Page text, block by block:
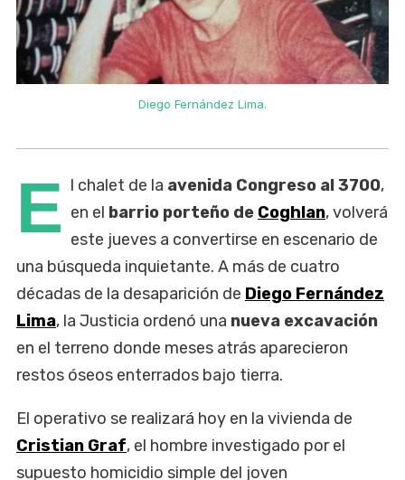
Diego Fernández Lima.
E l chalet de la avenida Congreso al 3700,
en el barrio porteño de Coghlan, volverá
este jueves a convertirse en escenario de
una búsqueda inquietante. A más de cuatro
décadas de la desaparición de Diego Fernández
Lima, la Justicia ordenó una nueva excavación
en el terreno donde meses atrás aparecieron
restos óseos enterrados bajo tierra.
El operativo se realizará hoy en la vivienda de
Cristian Graf, el hombre investigado por el
supuesto homicidio simple del joven